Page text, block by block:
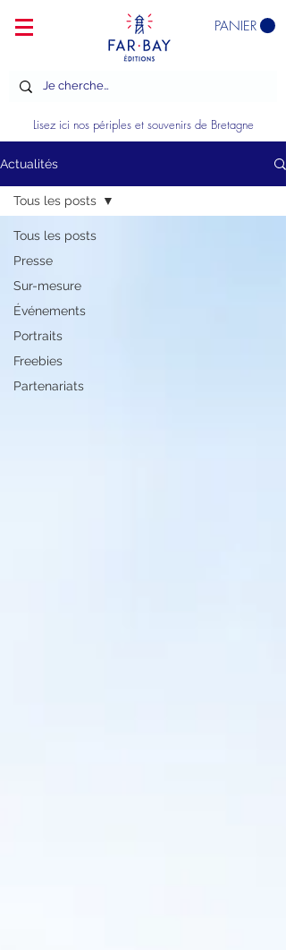
PANIER
Lisez ici nos périples et souvenirs de Bretagne
Actualités
Tous les posts
Presse
Sur-mesure
Événements
Portraits
Freebies
Partenariats
Tous les posts